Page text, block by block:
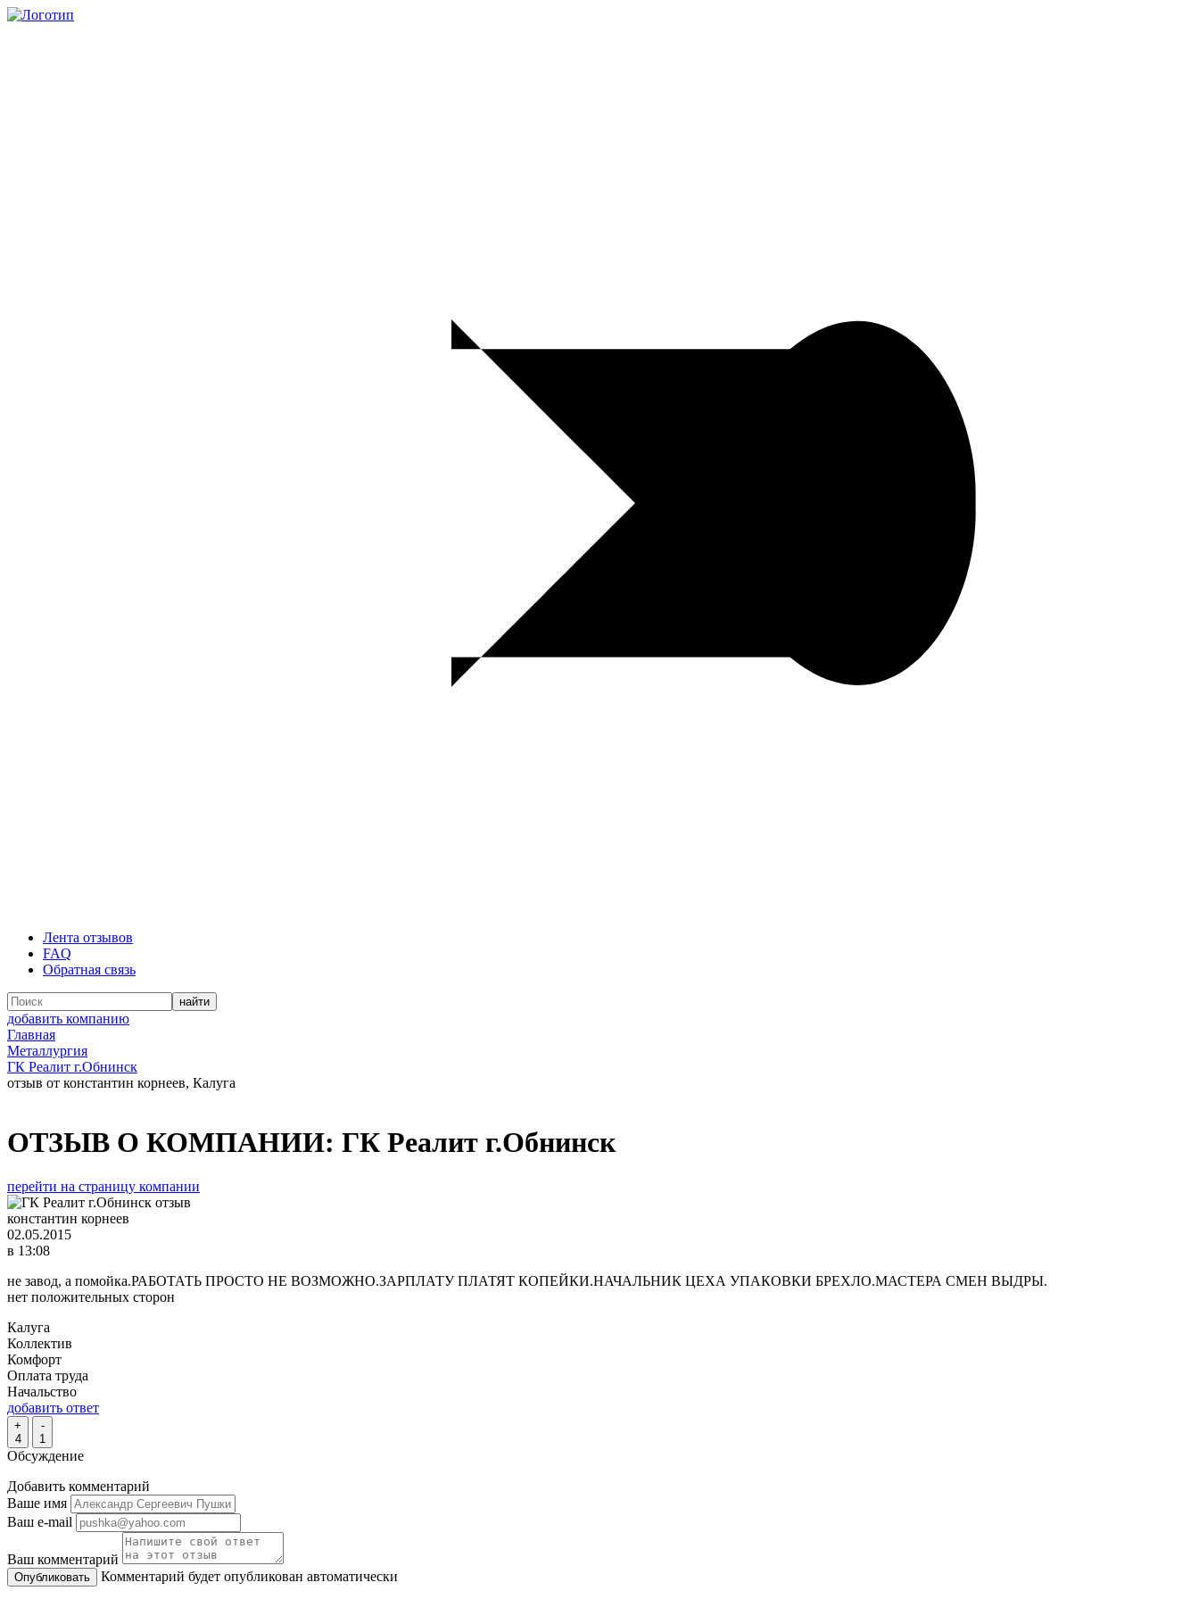
Лента отзывов
FAQ
Обратная связь
добавить компанию
Главная
Металлургия
ГК Реалит г.Обнинск
отзыв от константин корнеев, Калуга
ОТЗЫВ О КОМПАНИИ: ГК Реалит г.Обнинск
перейти на страницу компании
константин корнеев
02.05.2015
в 13:08
не завод, а помойка.РАБОТАТЬ ПРОСТО НЕ ВОЗМОЖНО.ЗАРПЛАТУ ПЛАТЯТ КОПЕЙКИ.НАЧАЛЬНИК ЦЕХА УПАКОВКИ БРЕХЛО.МАСТЕРА СМЕН ВЫДРЫ.
нет положительных сторон
Калуга
Коллектив
Комфорт
Оплата труда
Начальство
добавить ответ
+
4
-
1
Обсуждение
Добавить комментарий
Ваше имя
Ваш e-mail
Ваш комментарий
Комментарий будет опубликован автоматически